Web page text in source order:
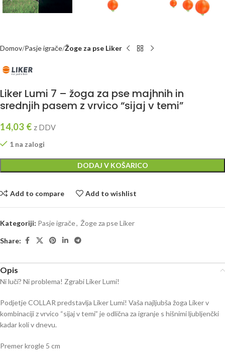
Domov Pasje igrače Žoge za pse Liker
Liker Lumi 7 – žoga za pse majhnih in
srednjih pasem z vrvico “sijaj v temi”
14,03 € z DDV
1 na zalogi
DODAJ V KOŠARICO
Add to compare Add to wishlist
Kategoriji: Pasje igrače, Žoge za pse Liker
Share:
Opis
Ni luči? Ni problema! Zgrabi Liker Lumi!
Podjetje COLLAR predstavlja Liker Lumi! Vaša najljubša žoga Liker v
kombinaciji z vrvico “sijaj v temi” je odlična za igranje s hišnimi ljubljenčki
kadar koli v dnevu.
Premer krogle 5 cm